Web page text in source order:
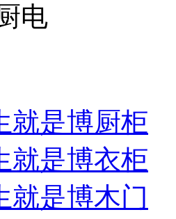
电
就是博厨柜
就是博衣柜
就是博木门